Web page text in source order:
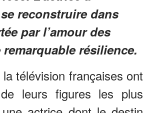
reconstruire dans
par l’amour des
résilience.
télévision françaises ont
leurs figures les plus